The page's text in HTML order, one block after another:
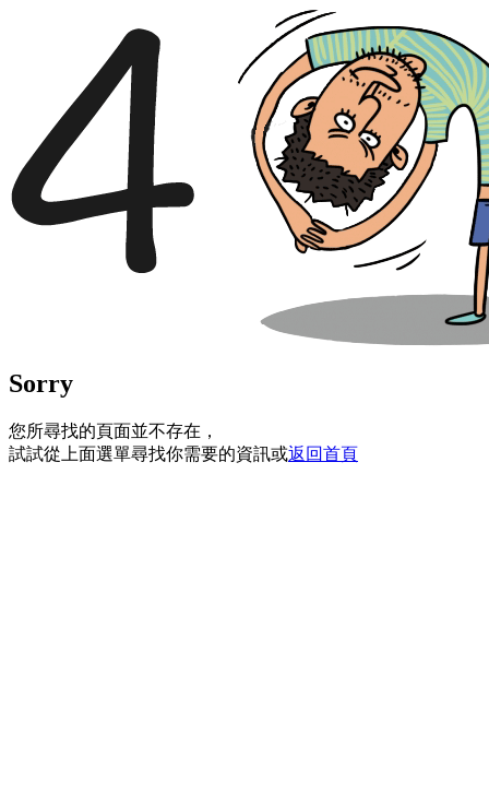
Sorry
您所尋找的頁面並不存在，
試試從上面選單尋找你需要的資訊或返回首頁